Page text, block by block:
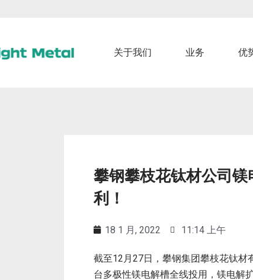
关于我们 业务 优
攀钢攀枝花钛材公司
利！
18 1 月, 2022 11:14 上午
截至12月27日，攀钢集团攀枝花钛材
台多极性镁电解槽全线投用，镁电解